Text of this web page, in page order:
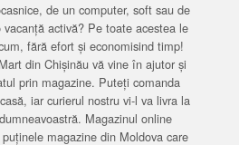
de un computer, soft sau de
activă? Pe toate acestea le
fără efort și economisind timp!
din Chișinău vă vine în ajutor și
prin magazine. Puteți comanda
iar curierul nostru vi-l va livra la
Magazinul online
magazine din Moldova care